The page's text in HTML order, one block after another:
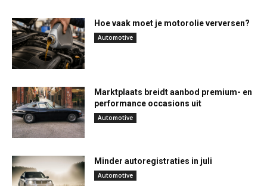
Hoe vaak moet je motorolie verversen?
Automotive
Marktplaats breidt aanbod premium- en
performance occasions uit
Automotive
Minder autoregistraties in juli
Automotive